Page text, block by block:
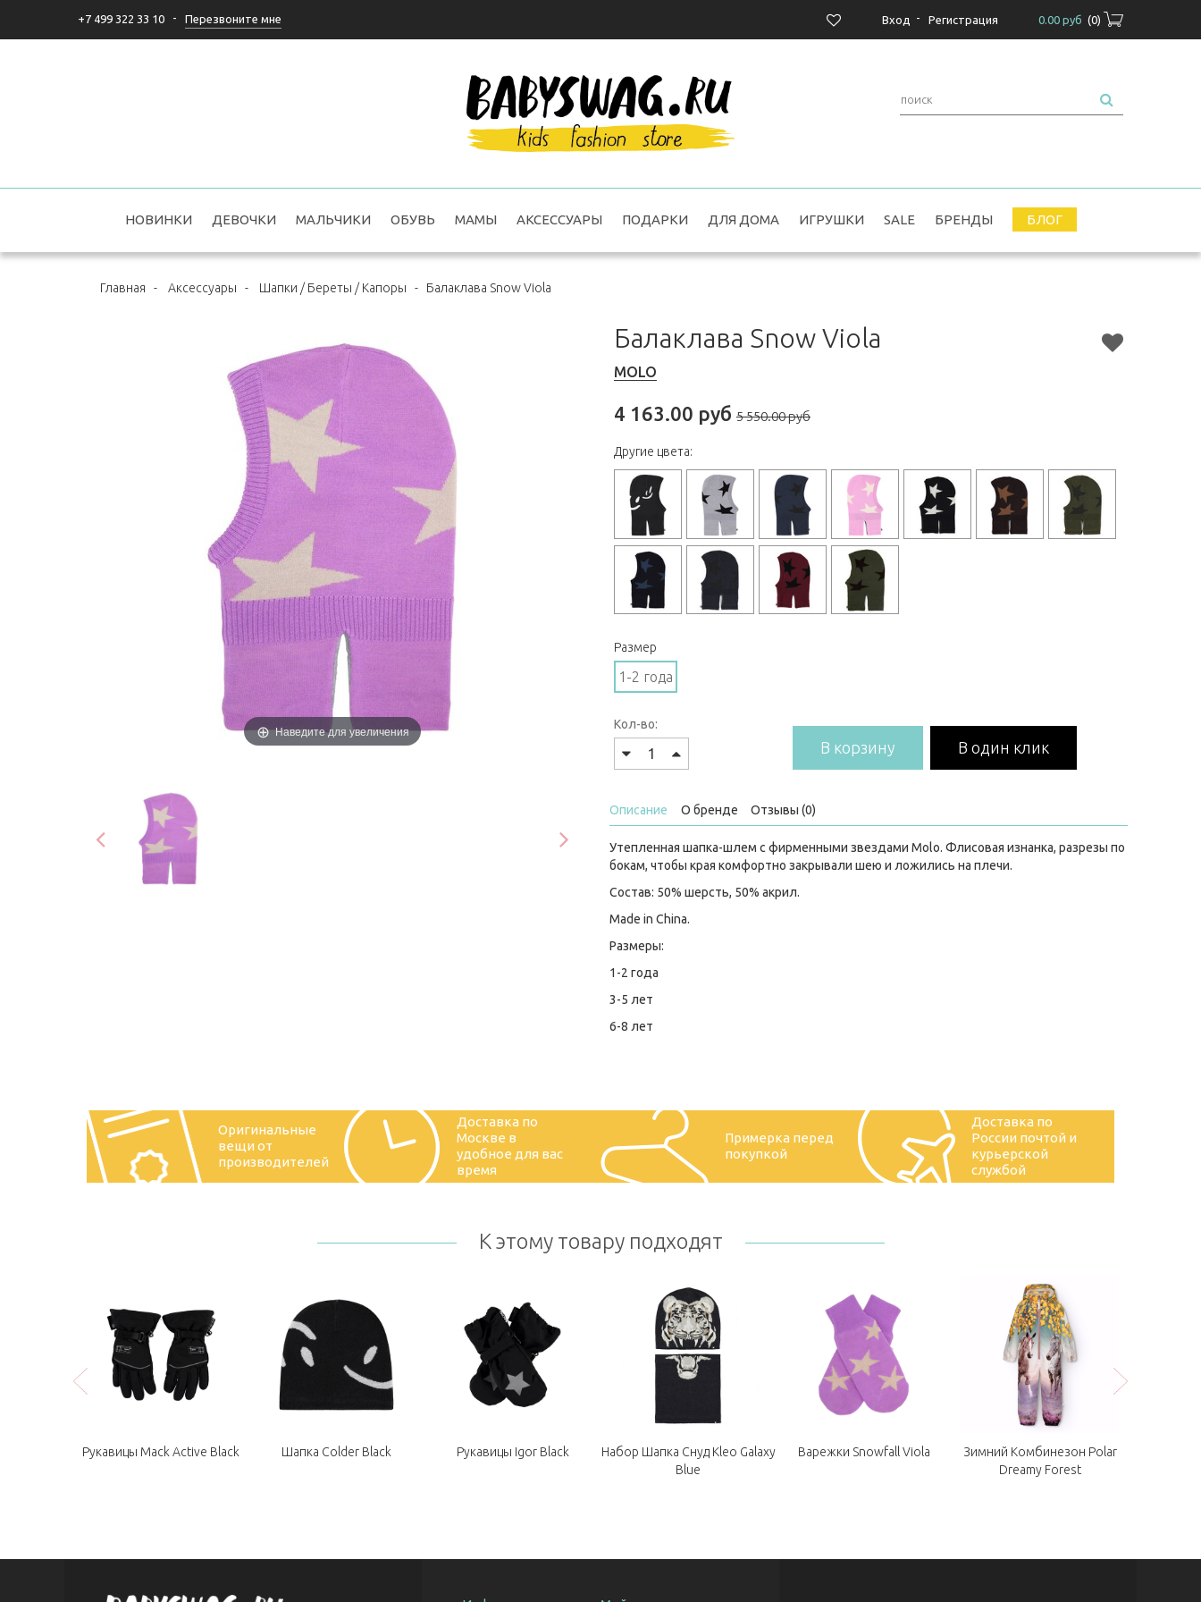
+7 499 322 33 10 - Перезвоните мне 0.00 руб (0)
Вход - Регистрация
НОВИНКИ ДЕВОЧКИ МАЛЬЧИКИ ОБУВЬ МАМЫ АКСЕССУАРЫ ПОДАРКИ ДЛЯ ДОМА ИГРУШКИ SALE БРЕНДЫ БЛОГ
Главная - Аксессуары - Шапки / Береты / Капоры - Балаклава Snow Viola
Наведите для увеличения
Балаклава Snow Viola
MOLO
4 163.00 руб 5 550.00 руб
Другие цвета:
Размер
1-2 года
Кол-во:
В корзину В один клик
Описание О бренде Отзывы (0)
Утепленная шапка-шлем с фирменными звездами Molo. Флисовая изнанка, разрезы по
бокам, чтобы края комфортно закрывали шею и ложились на плечи.
Состав: 50% шерсть, 50% акрил.
Made in China.
Размеры:
1-2 года
3-5 лет
6-8 лет
Оригинальные
вещи от
производителей
Доставка по
Москве в
удобное для вас
время
Примерка перед
покупкой
Доставка по
России почтой и
курьерской
службой
К этому товару подходят
Рукавицы Mack Active Black Шапка Colder Black Рукавицы Igor Black
Набор Шапка Снуд Kleo Galaxy
Blue
Варежки Snowfall Viola
Зимний Комбинезон Polar
Dreamy Forest